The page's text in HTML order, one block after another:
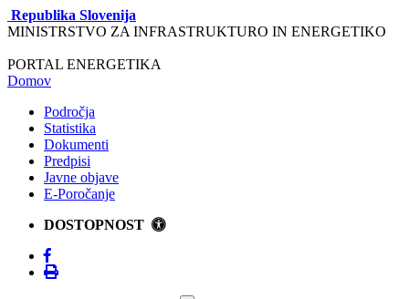
Republika Slovenija
MINISTRSTVO ZA INFRASTRUKTURO IN ENERGETIKO
PORTAL ENERGETIKA
Domov
Področja
Statistika
Dokumenti
Predpisi
Javne objave
E-Poročanje
DOSTOPNOST